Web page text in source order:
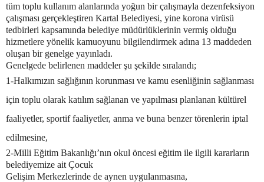
tüm toplu kullanım alanlarında yoğun bir çalışmayla dezenfeksiyon
çalışması gerçekleştiren Kartal Belediyesi, yine korona virüsü
tedbirleri kapsamında belediye müdürlüklerinin vermiş olduğu
hizmetlere yönelik kamuoyunu bilgilendirmek adına 13 maddeden
oluşan bir genelge yayınladı.
Genelgede belirlenen maddeler şu şekilde sıralandı;
1-Halkımızın sağlığının korunması ve kamu esenliğinin sağlanması
için toplu olarak katılım sağlanan ve yapılması planlanan kültürel
faaliyetler, sportif faaliyetler, anma ve buna benzer törenlerin iptal
edilmesine,
2-Milli Eğitim Bakanlığı’nın okul öncesi eğitim ile ilgili kararların
belediyemize ait Çocuk
Gelişim Merkezlerinde de aynen uygulanmasına,